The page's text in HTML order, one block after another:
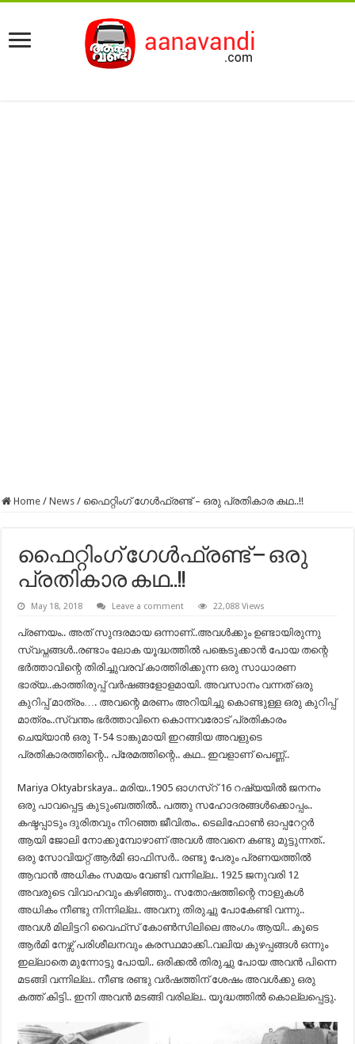
Home / News / ഫൈറ്റിംഗ്‌ ഗേൾഫ്രണ്ട് – ഒരു പ്രതികാര കഥ..!!
ഫൈറ്റിംഗ്‌ ഗേൾഫ്രണ്ട് – ഒരു
പ്രതികാര കഥ..!!
May 18, 2018 Leave a comment 22,088 Views
പ്രണയം.. അത് സുന്ദരമായ ഒന്നാണ്..അവൾക്കും ഉണ്ടായിരുന്നു
സ്വപ്നങ്ങൾ..രണ്ടാം ലോക യൂദ്ധത്തിൽ പങ്കെടുക്കാൻ പോയ തന്റെ
ഭർത്താവിന്റെ തിരിച്ചുവരവ് കാത്തിരിക്കുന്ന ഒരു സാധാരണ
ഭാര്യ..കാത്തിരുപ്പ് വർഷങ്ങളോളമായി. അവസാനം വന്നത് ഒരു
കുറിപ്പ് മാത്രം…. അവന്റെ മരണം അറിയിച്ചു കൊണ്ടുള്ള ഒരു കുറിപ്പ്
മാത്രം..സ്വന്തം ഭർത്താവിനെ കൊന്നവരോട് പ്രതികാരം
ചെയ്യാൻ ഒരു T-54 ടാങ്കുമായി ഇറങ്ങിയ അവളുടെ
പ്രതികാരത്തിന്റെ.. പ്രേമത്തിന്റെ.. കഥ.. ഇവളാണ് പെണ്ണ്..
Mariya Oktyabrskaya.. മരിയ..1905 ഓഗസ്റ് 16 റഷ്യയിൽ ജനനം
ഒരു പാവപ്പെട്ട കുടുംബത്തിൽ.. പത്തു സഹോദരങ്ങൾക്കൊപ്പം..
കഷ്ടപ്പാടും ദുരിതവും നിറഞ്ഞ ജീവിതം.. ടെലിഫോൺ ഓപ്പറേറ്റർ
ആയി ജോലി നോക്കുമ്പോഴാണ് അവൾ അവനെ കണ്ടു മുട്ടുന്നത്..
ഒരു സോവിയറ്റ് ആർമി ഓഫിസർ.. രണ്ടു പേരും പ്രണയത്തിൽ
ആവാൻ അധികം സമയം വേണ്ടി വന്നില്ല.. 1925 ജനുവരി 12
അവരുടെ വിവാഹവും കഴിഞ്ഞു.. സതോഷത്തിന്റെ നാളുകൾ
അധികം നീണ്ടു നിന്നില്ല.. അവനു തിരുച്ചു പോകേണ്ടി വന്നു..
അവൾ മിലിട്ടറി വൈഫ്‌സ് കോൺസിലിലെ അംഗം ആയി.. കൂടെ
ആർമി നേഴ്സ് പരിശീലനവും കരസ്ഥമാക്കി..വലിയ കുഴപ്പങ്ങൾ ഒന്നും
ഇല്ലാതെ മുന്നോട്ടു പോയി.. ഒരിക്കൽ തിരുച്ചു പോയ അവൻ പിന്നെ
മടങ്ങി വന്നില്ല.. നീണ്ട രണ്ടു വർഷത്തിന് ശേഷം അവൾക്കു ഒരു
കത്ത് കിട്ടി.. ഇനി അവൻ മടങ്ങി വരില്ല.. യൂദ്ധത്തിൽ കൊല്ലപ്പെട്ടു.